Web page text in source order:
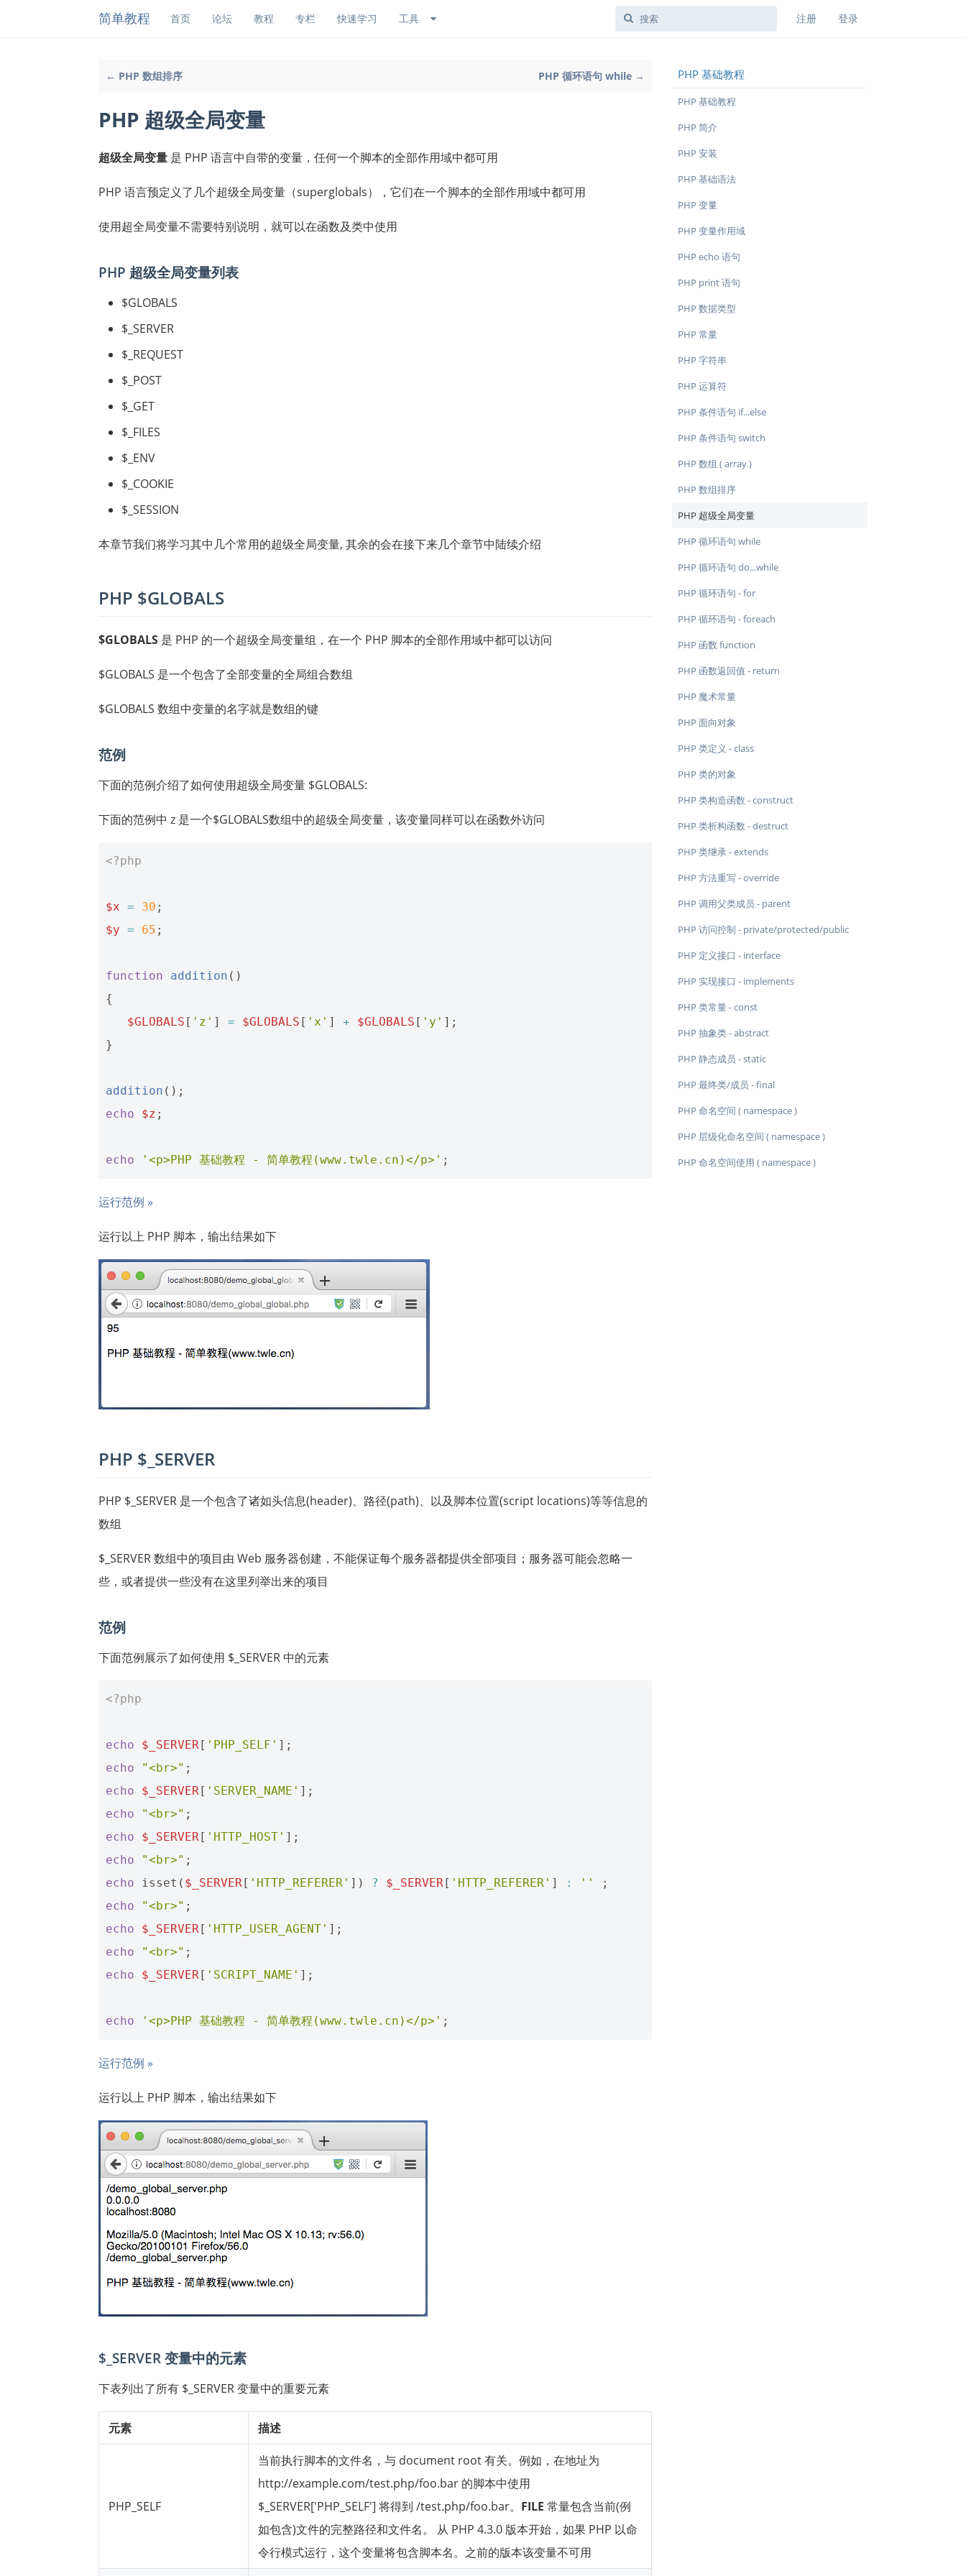
简单教程 首页 论坛 教程 专栏 快速学习 工具 注册 登录
← PHP 数组排序 PHP 循环语句 while →
PHP 超级全局变量
超级全局变量 是 PHP 语言中自带的变量，任何一个脚本的全部作用域中都可用
PHP 语言预定义了几个超级全局变量（superglobals），它们在一个脚本的全部作用域中都可用
使用超全局变量不需要特别说明，就可以在函数及类中使用
PHP 超级全局变量列表
$GLOBALS
$_SERVER
$_REQUEST
$_POST
$_GET
$_FILES
$_ENV
$_COOKIE
$_SESSION
本章节我们将学习其中几个常用的超级全局变量, 其余的会在接下来几个章节中陆续介绍
PHP $GLOBALS
$GLOBALS 是 PHP 的一个超级全局变量组，在一个 PHP 脚本的全部作用域中都可以访问
$GLOBALS 是一个包含了全部变量的全局组合数组
$GLOBALS 数组中变量的名字就是数组的键
范例
下面的范例介绍了如何使用超级全局变量 $GLOBALS:
下面的范例中 z 是一个$GLOBALS数组中的超级全局变量，该变量同样可以在函数外访问
<?php
$x = 30 ;
$y = 65 ;
function addition ()
{
$GLOBALS [ 'z' ] = $GLOBALS [ 'x' ] + $GLOBALS [ 'y' ];
}
addition ();
echo
$z ;
echo '<p>PHP 基础教程 - 简单教程(www.twle.cn)</p>' ;
运行范例 »
运行以上 PHP 脚本，输出结果如下
PHP $_SERVER
PHP $_SERVER 是一个包含了诸如头信息(header)、路径(path)、以及脚本位置(script locations)等等信息的
数组
$_SERVER 数组中的项目由 Web 服务器创建，不能保证每个服务器都提供全部项目；服务器可能会忽略一
些，或者提供一些没有在这里列举出来的项目
范例
下面范例展示了如何使用 $_SERVER 中的元素
<?php
echo $_SERVER [ 'PHP_SELF' ];
echo
"<br>" ;
echo
$_SERVER [ 'SERVER_NAME' ];
echo
"<br>" ;
echo
$_SERVER [ 'HTTP_HOST' ];
echo
"<br>" ;
echo
isset ( $_SERVER [ 'HTTP_REFERER' ]) ? $_SERVER [ 'HTTP_REFERER' ] : ''
;
echo
"<br>" ;
echo
$_SERVER [ 'HTTP_USER_AGENT' ];
echo
"<br>" ;
echo
$_SERVER [ 'SCRIPT_NAME' ];
echo '<p>PHP 基础教程 - 简单教程(www.twle.cn)</p>' ;
运行范例 »
运行以上 PHP 脚本，输出结果如下
$_SERVER 变量中的元素
下表列出了所有 $_SERVER 变量中的重要元素
元素 描述
PHP_SELF
当前执行脚本的文件名，与 document root 有关。例如，在地址为
http://example.com/test.php/foo.bar 的脚本中使用
$_SERVER['PHP_SELF'] 将得到 /test.php/foo.bar。 FILE 常量包含当前(例
如包含)文件的完整路径和文件名。 从 PHP 4.3.0 版本开始，如果 PHP 以命
令行模式运行，这个变量将包含脚本名。之前的版本该变量不可用
PHP 基础教程
PHP 基础教程
PHP 简介
PHP 安装
PHP 基础语法
PHP 变量
PHP 变量作用域
PHP echo 语句
PHP print 语句
PHP 数据类型
PHP 常量
PHP 字符串
PHP 运算符
PHP 条件语句 if...else
PHP 条件语句 switch
PHP 数组 ( array )
PHP 数组排序
PHP 超级全局变量
PHP 循环语句 while
PHP 循环语句 do...while
PHP 循环语句 - for
PHP 循环语句 - foreach
PHP 函数 function
PHP 函数返回值 - return
PHP 魔术常量
PHP 面向对象
PHP 类定义 - class
PHP 类的对象
PHP 类构造函数 - construct
PHP 类析构函数 - destruct
PHP 类继承 - extends
PHP 方法重写 - override
PHP 调用父类成员 - parent
PHP 访问控制 - private/protected/public
PHP 定义接口 - interface
PHP 实现接口 - implements
PHP 类常量 - const
PHP 抽象类 - abstract
PHP 静态成员 - static
PHP 最终类/成员 - final
PHP 命名空间 ( namespace )
PHP 层级化命名空间 ( namespace )
PHP 命名空间使用 ( namespace )